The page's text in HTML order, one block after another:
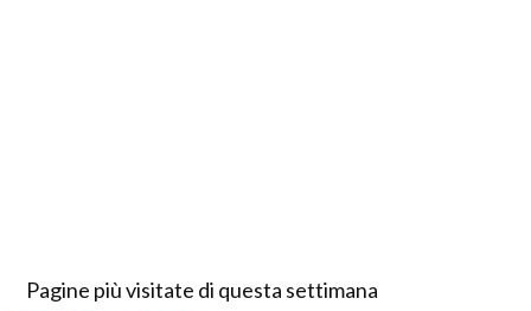
Pagine più visitate di questa settimana